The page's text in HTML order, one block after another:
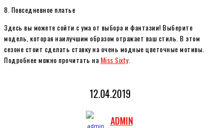
8. Повседневное платье
Здесь вы можете сойти с ума от выбора и фантазии! Выберите
модель, которая наилучшим образом отражает ваш стиль. В этом
сезоне стоит сделать ставку на очень модные цветочные мотивы.
Подробнее можно прочитать на Miss Sixty.
12.04.2019
ADMIN